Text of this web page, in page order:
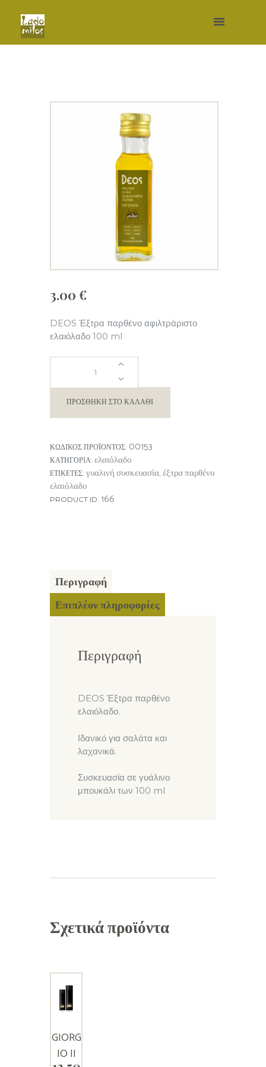
3.00 €
DEOS Έξτρα παρθένο αφιλτράριστο
ελαιόλαδο 100 ml
έξτρα
ελαιόλαδο
100
ΠΡΟΣΘΉΚΗ ΣΤΟ ΚΑΛΆΘΙ
ΚΩΔΙΚΌΣ ΠΡΟΪΌΝΤΟΣ: 00153
ΚΑΤΗΓΟΡΊΑ: ελαιόλαδο
ΕΤΙΚΈΤΕΣ: γυαλινή συσκευασία, έξτρα παρθένο
ελαιόλαδο
PRODUCT ID: 166
Περιγραφή
Επιπλέον πληροφορίες
Περιγραφή
DEOS Έξτρα παρθένο
ελαιόλαδο.
Ιδανικό για σαλάτα και
λαχανικά.
Συσκευασία σε γυάλινο
μπουκάλι των 100 ml
Σχετικά προϊόντα
GIORG
IO II